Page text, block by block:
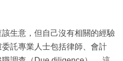
生意，但自己沒有相關的經驗
託專業人士包括律師、會計